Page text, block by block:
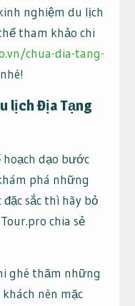
nghiệm du lịch
tham khảo chi
chua-dia-tang-
nhé!
lịch Địa Tạng
hoạch dạo bước
phá những
sắc thì hãy bỏ
chia sẻ
ghé thăm những
nên mặc